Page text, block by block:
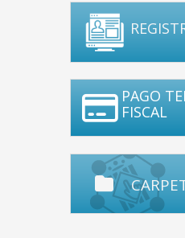
PAGO
FISCAL